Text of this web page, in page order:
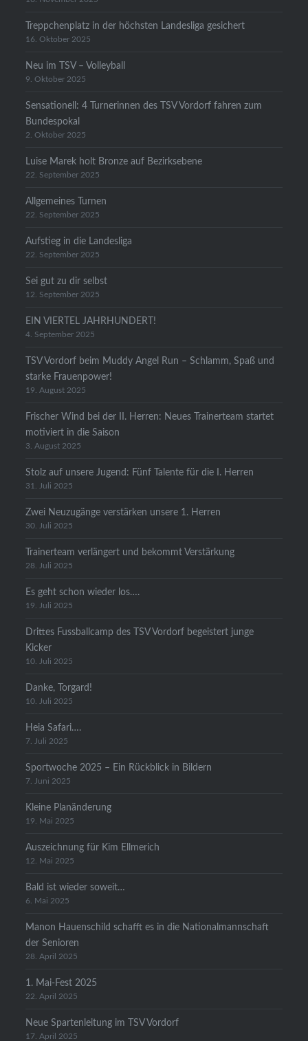
Treppchenplatz in der höchsten Landesliga gesichert
16. Oktober 2025
Neu im TSV – Volleyball
9. Oktober 2025
Sensationell: 4 Turnerinnen des TSV Vordorf fahren zum
Bundespokal
2. Oktober 2025
Luise Marek holt Bronze auf Bezirksebene
22. September 2025
Allgemeines Turnen
22. September 2025
Aufstieg in die Landesliga
22. September 2025
Sei gut zu dir selbst
12. September 2025
EIN VIERTEL JAHRHUNDERT!
4. September 2025
TSV Vordorf beim Muddy Angel Run – Schlamm, Spaß und
starke Frauenpower!
19. August 2025
Frischer Wind bei der II. Herren: Neues Trainerteam startet
motiviert in die Saison
3. August 2025
Stolz auf unsere Jugend: Fünf Talente für die I. Herren
31. Juli 2025
Zwei Neuzugänge verstärken unsere 1. Herren
30. Juli 2025
Trainerteam verlängert und bekommt Verstärkung
28. Juli 2025
Es geht schon wieder los….
19. Juli 2025
Drittes Fussballcamp des TSV Vordorf begeistert junge
Kicker
10. Juli 2025
Danke, Torgard!
10. Juli 2025
Heia Safari….
7. Juli 2025
Sportwoche 2025 – Ein Rückblick in Bildern
7. Juni 2025
Kleine Planänderung
19. Mai 2025
Auszeichnung für Kim Ellmerich
12. Mai 2025
Bald ist wieder soweit…
6. Mai 2025
Manon Hauenschild schafft es in die Nationalmannschaft
der Senioren
28. April 2025
1. Mai-Fest 2025
22. April 2025
Neue Spartenleitung im TSV Vordorf
17. April 2025